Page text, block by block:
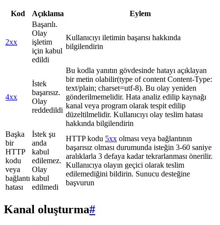
Kod Açıklama Eylem
2xx
Başarılı.
Olay
işletim
için kabul
edildi
Kullanıcıyı iletimin başarısı hakkında
bilgilendirin
4xx
İstek
başarısız.
Olay
reddedildi
Bu kodla yanıtın gövdesinde hatayı açıklayan
bir metin olabilir(type of content Content-Type:
text/plain; charset=utf-8). Bu olay yeniden
gönderilmemelidir. Hata analiz edilip kaynağı
kanal veya program olarak tespit edilip
düzeltilmelidir. Kullanıcıyı olay teslim hatası
hakkında bilgilendirin
Başka
bir
HTTP
kodu
veya
bağlantı
hatası
İstek şu
anda
kabul
edilemez.
Olay
kabul
edilmedi
HTTP kodu 5xx olması veya bağlantının
başarısız olması durumunda isteğin 3-60 saniye
aralıklarla 3 defaya kadar tekrarlanması önerilir.
Kullanıcıya olayın geçici olarak teslim
edilemediğini bildirin. Sunucu desteğine
başvurun
Kanal oluşturma#